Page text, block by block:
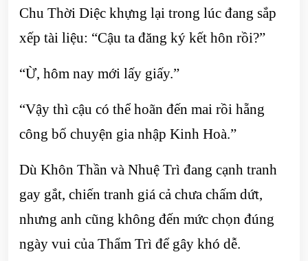
Chu Thời Diệc khựng lại trong lúc đang sắp
xếp tài liệu: “Cậu ta đăng ký kết hôn rồi?”
“Ừ, hôm nay mới lấy giấy.”
“Vậy thì cậu có thể hoãn đến mai rồi hẵng
công bố chuyện gia nhập Kinh Hoà.”
Dù Khôn Thần và Nhuệ Trì đang cạnh tranh
gay gắt, chiến tranh giá cả chưa chấm dứt,
nhưng anh cũng không đến mức chọn đúng
ngày vui của Thẩm Trì để gây khó dễ.